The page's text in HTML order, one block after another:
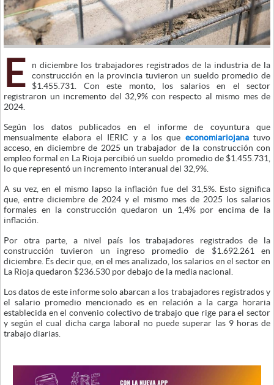
E
n diciembre los trabajadores registrados de la industria de la
construcción en la provincia tuvieron un sueldo promedio de
$1.455.731. Con este monto, los salarios en el sector
registraron un incremento del 32,9% con respecto al mismo mes de
2024.
Según los datos publicados en el informe de coyuntura que
mensualmente elabora el IERIC y a los que economiariojanatuvo
acceso, en diciembre de 2025 un trabajador de la construcción con
empleo formal en La Rioja percibió un sueldo promedio de $1.455.731,
lo que representó un incremento interanual del 32,9%.
A su vez, en el mismo lapso la inflación fue del 31,5%. Esto significa
que, entre diciembre de 2024 y el mismo mes de 2025 los salarios
formales en la construcción quedaron un 1,4% por encima de la
inflación.
Por otra parte, a nivel país los trabajadores registrados de la
construcción tuvieron un ingreso promedio de $1.692.261 en
diciembre. Es decir que, en el mes analizado, los salarios en el sector en
La Rioja quedaron $236.530 por debajo de la media nacional.
Los datos de este informe solo abarcan a los trabajadores registrados y
el salario promedio mencionado es en relación a la carga horaria
establecida en el convenio colectivo de trabajo que rige para el sector
y según el cual dicha carga laboral no puede superar las 9 horas de
trabajo diarias.